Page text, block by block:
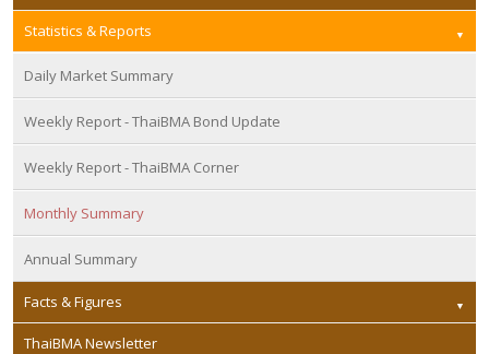
Statistics & Reports
Daily Market Summary
Weekly Report - ThaiBMA Bond Update
Weekly Report - ThaiBMA Corner
Monthly Summary
Annual Summary
Facts & Figures
ThaiBMA Newsletter